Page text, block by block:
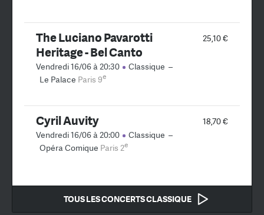
25,10 €
The Luciano Pavarotti
Heritage - Bel Canto
Vendredi 16/06 à 20:30 Classique –
Le Palace Paris 9e
18,70 €
Cyril Auvity
Vendredi 16/06 à 20:00 Classique –
Opéra Comique Paris 2e
TOUS LES CONCERTS CLASSIQUE